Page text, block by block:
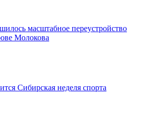
масштабное переустройство
Молокова
Сибирская неделя спорта